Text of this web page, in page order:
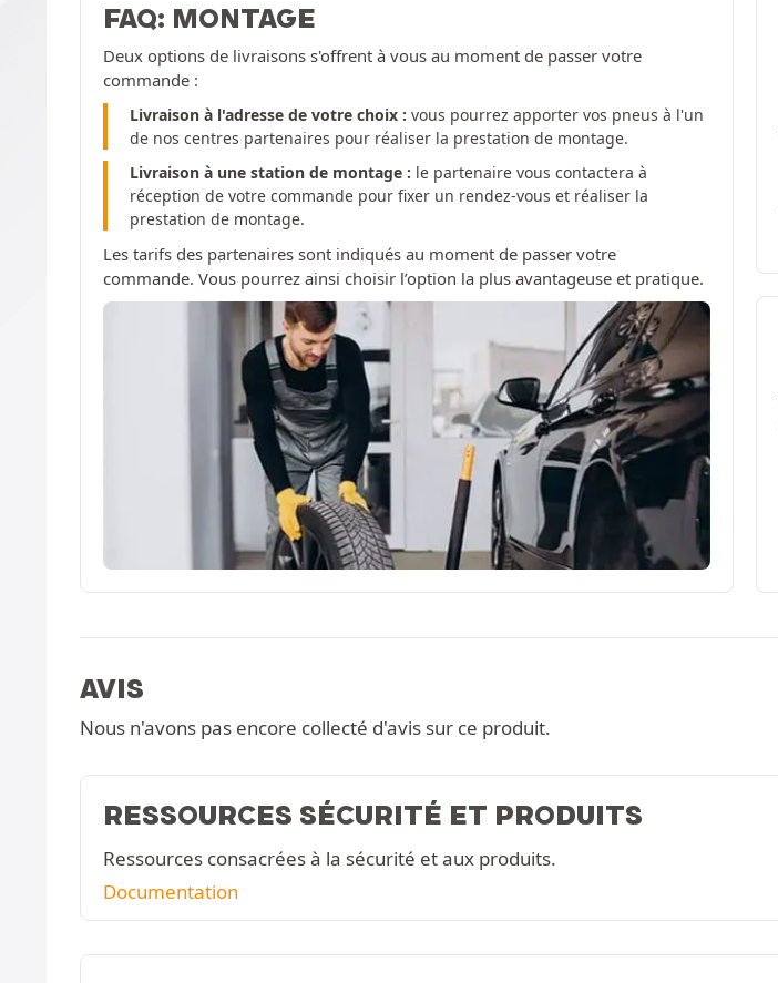
FAQ: MONTAGE
Deux options de livraisons s'offrent à vous au moment de passer votre
commande :
Livraison à l'adresse de votre choix : vous pourrez apporter vos pneus à l'un
de nos centres partenaires pour réaliser la prestation de montage.
Livraison à une station de montage : le partenaire vous contactera à
réception de votre commande pour fixer un rendez-vous et réaliser la
prestation de montage.
Les tarifs des partenaires sont indiqués au moment de passer votre
commande. Vous pourrez ainsi choisir l’option la plus avantageuse et pratique.
AVIS
Nous n'avons pas encore collecté d'avis sur ce produit.
RESSOURCES SÉCURITÉ ET PRODUITS
Ressources consacrées à la sécurité et aux produits.
Documentation